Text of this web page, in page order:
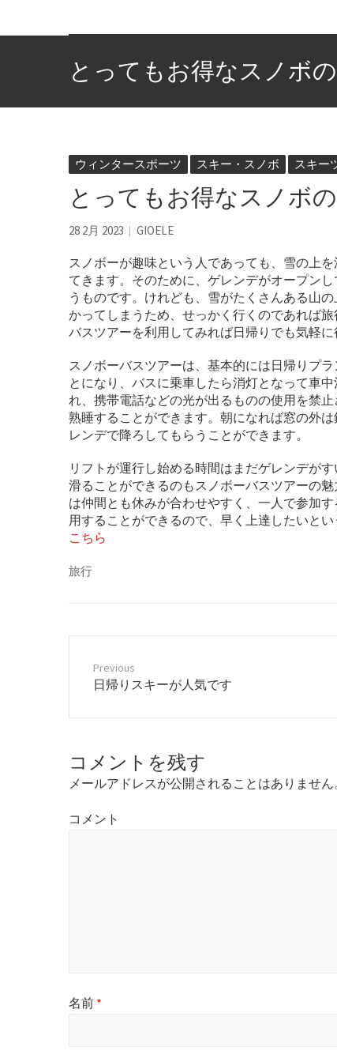
とってもお得なスノボ
ウィンタースポーツ スキー・スノボ スキー
とってもお得なスノボ
28 2月 2023 GIOELE
スノボーが趣味という人であっても、雪の上
てきます。 そのために、ゲレンデがオープン
うものです。けれども、雪がたくさんある山
かってしまうため、せっかく行くのであれば
バスツアーを利用してみれば日帰りでも気軽に
スノボーバスツアーは、基本的には日帰りプ
とになり、バスに乗車したら消灯となって車
れ、携帯電話などの光が出るものの使用を禁
熟睡することができます。朝になれば窓の外
レンデで降ろしてもらうことができます。
リフトが運行し始める時間はまだゲレンデが
滑ることができるのもスノボーバスツアーの
は仲間とも休みが合わせやすく、一人で参加
用することができるので、早く上達したいと
こちら
旅行
Previous
P
e
o
u
p
o
日帰りスキーが人気です
コメントを残す
メールアドレスが公開されることはありません
コメント
名前 *